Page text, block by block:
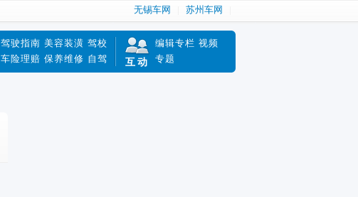
无锡车网 苏州车网
驾驶指南 美容装潢 驾校
车险理赔 保养维修 自驾 互动
编辑专栏 视频
专题